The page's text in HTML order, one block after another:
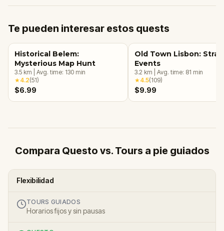
Te pueden interesar estos quests
Historical Belem:
Mysterious Map Hunt
3.5 km Avg. time: 130 min
★4.2(51)
$6.99
Old Town Lisbon:
Events
3.2 km Avg. time: 81 min
★4.5(109)
$9.99
Compara Questo vs. Tours a pie guiados
Flexibilidad
TOURS GUIADOS
Horarios fijos y sin pausas